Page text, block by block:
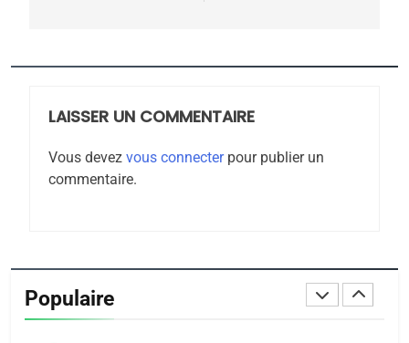
LAISSER UN COMMENTAIRE
Vous devez vous connecterpour publier un
commentaire.
Populaire
JUDAISME
8
Tafraout, le miel de Tadla